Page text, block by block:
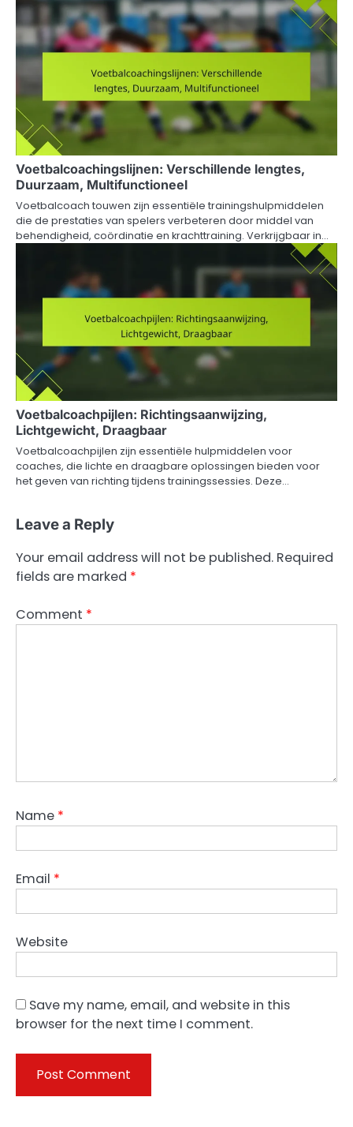
Voetbalcoachingslijnen: Verschillende lengtes,
Duurzaam, Multifunctioneel
Voetbalcoach touwen zijn essentiële trainingshulpmiddelen
die de prestaties van spelers verbeteren door middel van
behendigheid, coördinatie en krachttraining. Verkrijgbaar in…
Voetbalcoachpijlen: Richtingsaanwijzing,
Lichtgewicht, Draagbaar
Voetbalcoachpijlen zijn essentiële hulpmiddelen voor
coaches, die lichte en draagbare oplossingen bieden voor
het geven van richting tijdens trainingssessies. Deze…
Leave a Reply
Your email address will not be published. Required
fields are marked *
Comment *
Name *
Email *
Website
Save my name, email, and website in this
browser for the next time I comment.